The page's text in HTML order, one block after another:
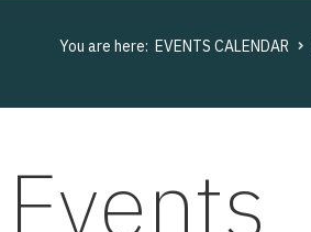
You are here: EVENTS CALENDAR
Events